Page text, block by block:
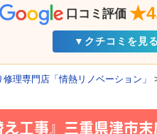
口コミ評価
▼クチコミを見る
理専門店「情熱リノベーション」
え工事』三重県津市